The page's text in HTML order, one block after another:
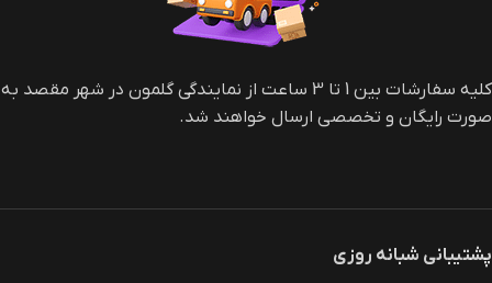
کلیه سفارشات بین 1 تا 3 ساعت از نمایندگی گلمون در شهر مقصد به
صورت رایگان و تخصصی ارسال خواهند شد.
پشتیبانی شبانه روزی